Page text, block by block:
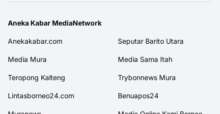
Aneka Kabar MediaNetwork
Anekakabar.com Seputar Barito Utara
Media Mura Media Sama Itah
Teropong Kalteng Trybonnews Mura
Lintasborneo24.com Benuapos24